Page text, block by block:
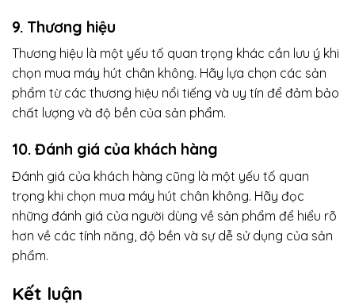
9. Thương hiệu
Thương hiệu là một yếu tố quan trọng khác cần lưu ý khi
chọn mua máy hút chân không. Hãy lựa chọn các sản
phẩm từ các thương hiệu nổi tiếng và uy tín để đảm bảo
chất lượng và độ bền của sản phẩm.
10. Đánh giá của khách hàng
Đánh giá của khách hàng cũng là một yếu tố quan
trọng khi chọn mua máy hút chân không. Hãy đọc
những đánh giá của người dùng về sản phẩm để hiểu rõ
hơn về các tính năng, độ bền và sự dễ sử dụng của sản
phẩm.
Kết luận